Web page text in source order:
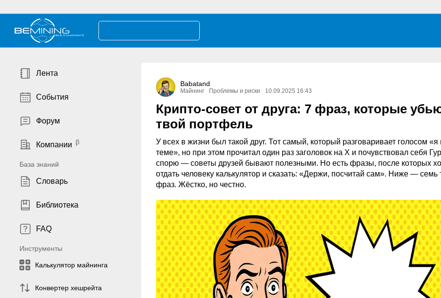
Лента
События
Форум
Компании
База знаний
Словарь
Библиотека
FAQ
Инструменты
Калькулятор майнинга
Конвертер хешрейта
Babatand
Майнинг Проблемы и риски 10.09.2025 16:43
Крипто-совет от друга: 7 фраз, которые
твой портфель
У всех в жизни был такой друг. Тот самый, который разговаривает голосом «я
теме», но при этом прочитал один раз заголовок на Х и почувствовал себя
спорю — советы друзей бывают полезными. Но есть фразы, после которых
отдать человеку калькулятор и сказать: «Держи, посчитай сам». Ниже — семь
фраз. Жёстко, но честно.